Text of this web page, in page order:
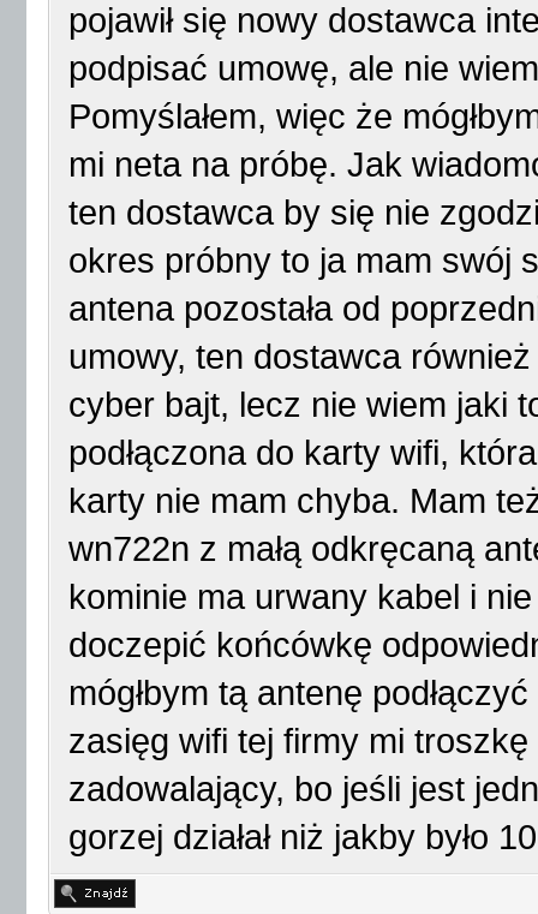
pojawił się nowy dostawca
podpisać umowę, ale nie
Pomyślałem, więc że
mi neta na próbę. Jak
ten dostawca by się nie
okres próbny to ja mam swój
antena pozostała od
umowy, ten dostawca
cyber bajt, lecz nie wiem jaki
podłączona do karty wifi,
karty nie mam chyba. Mam
wn722n z małą odkręcaną
kominie ma urwany kabel i
doczepić końcówkę
mógłbym tą antenę
zasięg wifi tej firmy mi
zadowalający, bo jeśli jest
gorzej działał niż jakby było